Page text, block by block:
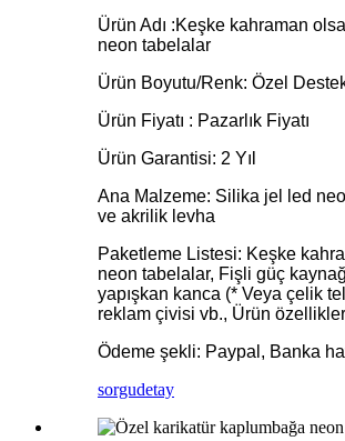
Ürün Adı :Keşke kahraman
neon tabelalar
Ürün Boyutu/Renk: Özel
Ürün Fiyatı : Pazarlık Fiyatı
Ürün Garantisi: 2 Yıl
Ana Malzeme: Silika jel led
ve akrilik levha
Paketleme Listesi: Keşke
neon tabelalar, Fişli güç
yapışkan kanca (* Veya çelik
reklam çivisi vb., Ürün
Ödeme şekli: Paypal, Banka
sorgudetay